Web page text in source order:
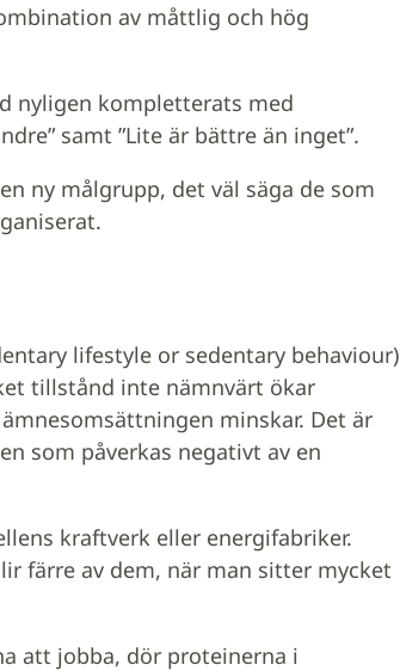
av måttlig och hög
nyligen kompletterats med
samt ”Lite är bättre än inget”.
ny målgrupp, det väl säga de som
lifestyle or sedentary behaviour)
tillstånd inte nämnvärt ökar
minskar. Det är
som påverkas negativt av en
kraftverk eller energifabriker.
färre av dem, när man sitter mycket
att jobba, dör proteinerna i